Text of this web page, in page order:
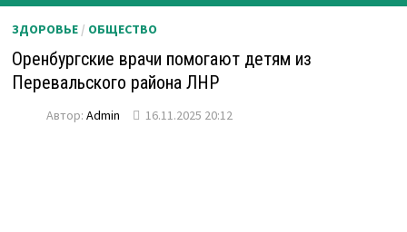
ЗДОРОВЬЕ/ ОБЩЕСТВО
Оренбургские врачи помогают детям из
Перевальского района ЛНР
Автор: Admin 16.11.2025 20:12